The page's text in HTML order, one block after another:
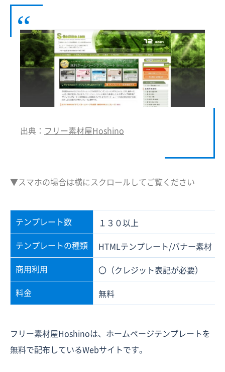
出典： フリー素材屋Hoshino
▼スマホの場合は横にスクロールしてご覧ください
テンプレート数
１３０以上
テンプレートの種類
HTMLテンプレート/バナー素材
商用利用
〇（クレジット表記が必要）
料金
無料
フリー素材屋Hoshinoは、ホームページテンプレートを
無料で配布しているWebサイトです。